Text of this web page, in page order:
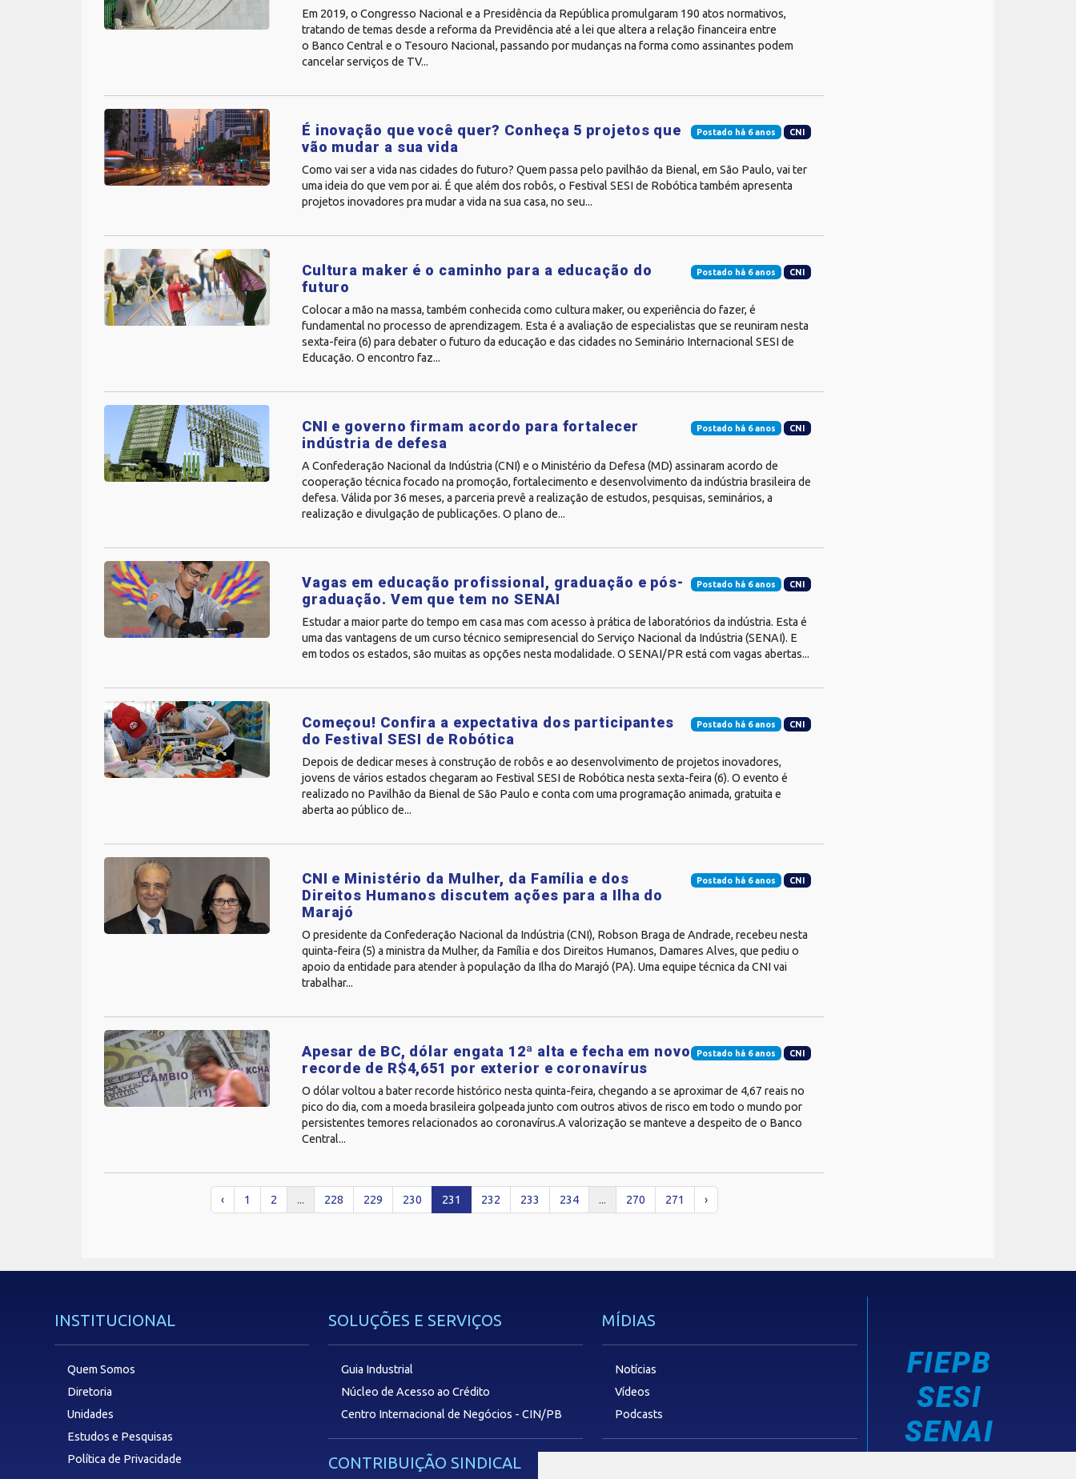
Em 2019, o Congresso Nacional e a Presidência da República promulgaram 190 atos normativos,
tratando de temas desde a reforma da Previdência até a lei que altera a relação financeira entre
o Banco Central e o Tesouro Nacional, passando por mudanças na forma como assinantes podem
cancelar serviços de TV...
Postado há 6 anos CNI
É inovação que você quer? Conheça 5 projetos que
vão mudar a sua vida
Como vai ser a vida nas cidades do futuro? Quem passa pelo pavilhão da Bienal, em São Paulo, vai ter
uma ideia do que vem por ai. É que além dos robôs, o Festival SESI de Robótica também apresenta
projetos inovadores pra mudar a vida na sua casa, no seu...
Postado há 6 anos CNI
Cultura maker é o caminho para a educação do
futuro
Colocar a mão na massa, também conhecida como cultura maker, ou experiência do fazer, é
fundamental no processo de aprendizagem. Esta é a avaliação de especialistas que se reuniram nesta
sexta-feira (6) para debater o futuro da educação e das cidades no Seminário Internacional SESI de
Educação. O encontro faz...
Postado há 6 anos CNI
CNI e governo firmam acordo para fortalecer
indústria de defesa
A Confederação Nacional da Indústria (CNI) e o Ministério da Defesa (MD) assinaram acordo de
cooperação técnica focado na promoção, fortalecimento e desenvolvimento da indústria brasileira de
defesa. Válida por 36 meses, a parceria prevê a realização de estudos, pesquisas, seminários, a
realização e divulgação de publicações. O plano de...
Postado há 6 anos CNI
Vagas em educação profissional, graduação e pós-
graduação. Vem que tem no SENAI
Estudar a maior parte do tempo em casa mas com acesso à prática de laboratórios da indústria. Esta é
uma das vantagens de um curso técnico semipresencial do Serviço Nacional da Indústria (SENAI). E
em todos os estados, são muitas as opções nesta modalidade. O SENAI/PR está com vagas abertas...
Postado há 6 anos CNI
Começou! Confira a expectativa dos participantes
do Festival SESI de Robótica
Depois de dedicar meses à construção de robôs e ao desenvolvimento de projetos inovadores,
jovens de vários estados chegaram ao Festival SESI de Robótica nesta sexta-feira (6). O evento é
realizado no Pavilhão da Bienal de São Paulo e conta com uma programação animada, gratuita e
aberta ao público de...
Postado há 6 anos CNI
CNI e Ministério da Mulher, da Família e dos
Direitos Humanos discutem ações para a Ilha do
Marajó
O presidente da Confederação Nacional da Indústria (CNI), Robson Braga de Andrade, recebeu nesta
quinta-feira (5) a ministra da Mulher, da Família e dos Direitos Humanos, Damares Alves, que pediu o
apoio da entidade para atender à população da Ilha do Marajó (PA). Uma equipe técnica da CNI vai
trabalhar...
Postado há 6 anos CNI
Apesar de BC, dólar engata 12ª alta e fecha em novo
recorde de R$4,651 por exterior e coronavírus
O dólar voltou a bater recorde histórico nesta quinta-feira, chegando a se aproximar de 4,67 reais no
pico do dia, com a moeda brasileira golpeada junto com outros ativos de risco em todo o mundo por
persistentes temores relacionados ao coronavírus.A valorização se manteve a despeito de o Banco
Central...
‹ 1 2 ... 228 229 230 231 232 233 234 ... 270 271 ›
INSTITUCIONAL
Quem Somos
Diretoria
Unidades
Estudos e Pesquisas
Política de Privacidade
SOLUÇÕES E SERVIÇOS
Guia Industrial
Núcleo de Acesso ao Crédito
Centro Internacional de Negócios - CIN/PB
CONTRIBUIÇÃO SINDICAL
MÍDIAS
Notícias
Vídeos
Podcasts
FIEPB
SESI
SENAI